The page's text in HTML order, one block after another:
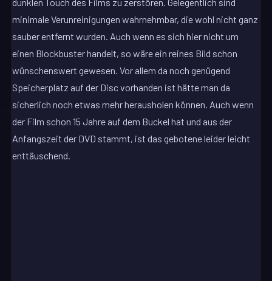
minimale Verunreinigungen wahrnehmbar, die wohl nicht ganz
sauber entfernt wurden. Auch wenn es sich hier nicht um
einen Blockbuster handelt, so wäre ein reines Bild schon
wünschenswert gewesen. Vor allem da noch genügend
Speicherplatz auf der Disc vorhanden ist hätte man da
sicherlich noch etwas mehr herausholen können. Auch wenn
der Film schon 15 Jahre auf dem Buckel hat und aus der
Anfangszeit der DVD stammt, ist das gebotene leider leicht
enttäuschend.